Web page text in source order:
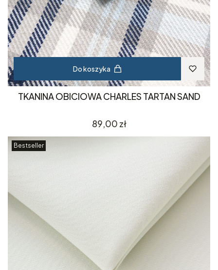
Do koszyka
TKANINA OBICIOWA CHARLES TARTAN SAND
Cena
89,00 zł
Bestseller